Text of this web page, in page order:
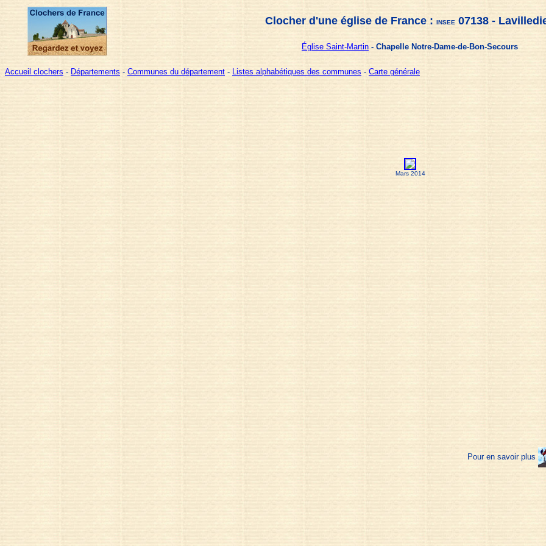
Clocher d'une église de France : INSEE07138 -
Église Saint-Martin - Chapelle Notre-Dame-de-Bon-Secours
Accueil clochers - Départements - Communes du département - Listes alphabétiques des communes - Carte générale
Mars 2014
Pour en savoir plus